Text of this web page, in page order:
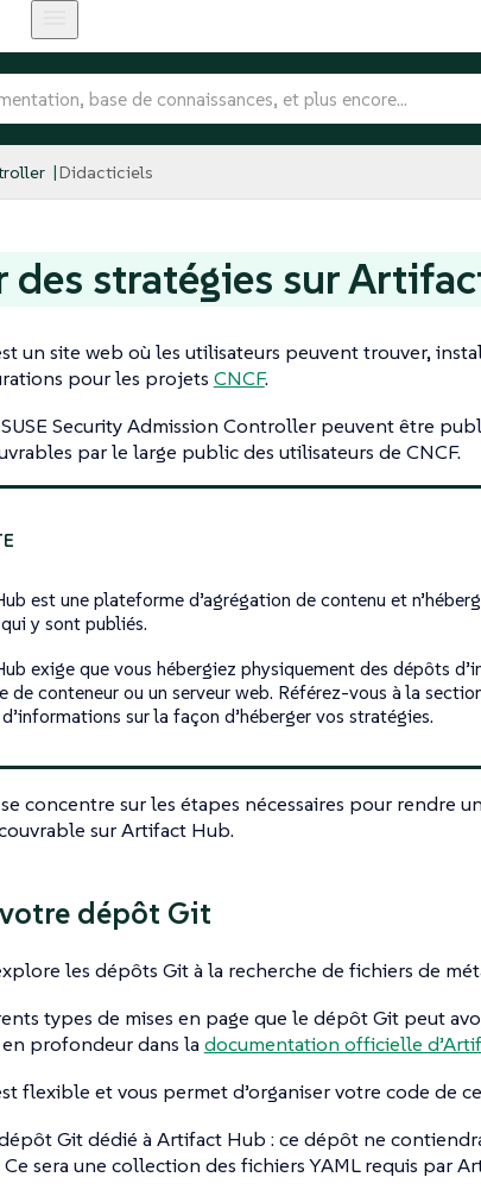
Didacticiels
des stratégies sur
un site web où les utilisateurs peuvent trouver,
pour les projets CNCF.
SUSE Security Admission Controller peuvent être
par le large public des utilisateurs de CNCF.
est une plateforme d’agrégation de contenu et
y sont publiés.
exige que vous hébergiez physiquement des dépôts
de conteneur ou un serveur web. Référez-vous à la
sur la façon d’héberger vos stratégies.
concentre sur les étapes nécessaires pour rendre
sur Artifact Hub.
dépôt Git
les dépôts Git à la recherche de fichiers de
types de mises en page que le dépôt Git peut
profondeur dans la documentation officielle
flexible et vous permet d’organiser votre code de
Git dédié à Artifact Hub : ce dépôt ne
Ce sera une collection des fichiers YAML requis par